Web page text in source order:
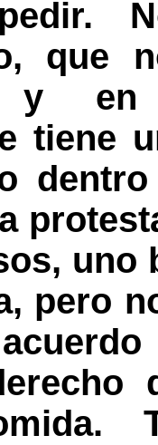
que
y
tiene
uno
pero